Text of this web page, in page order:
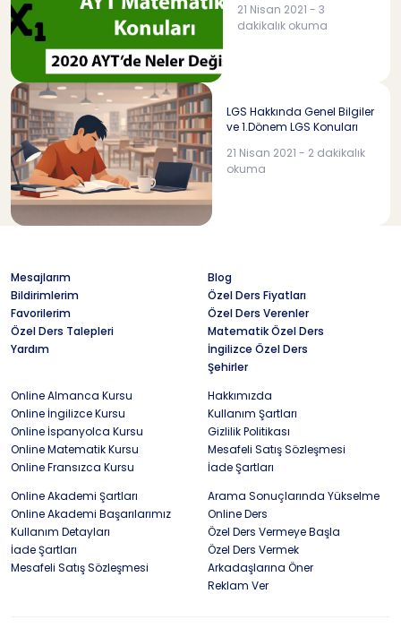
21 Nisan 2021 - 3
dakikalık okuma
LGS Hakkında Genel Bilgiler
ve 1.Dönem LGS Konuları
21 Nisan 2021 - 2 dakikalık
okuma
Mesajlarım
Bildirimlerim
Favorilerim
Özel Ders Talepleri
Yardım
Blog
Özel Ders Fiyatları
Özel Ders Verenler
Matematik Özel Ders
İngilizce Özel Ders
Şehirler
Online Almanca Kursu
Online İngilizce Kursu
Online İspanyolca Kursu
Online Matematik Kursu
Online Fransızca Kursu
Hakkımızda
Kullanım Şartları
Gizlilik Politikası
Mesafeli Satış Sözleşmesi
İade Şartları
Online Akademi Şartları
Online Akademi Başarılarımız
Kullanım Detayları
İade Şartları
Mesafeli Satış Sözleşmesi
Arama Sonuçlarında Yükselme
Online Ders
Özel Ders Vermeye Başla
Özel Ders Vermek
Arkadaşlarına Öner
Reklam Ver